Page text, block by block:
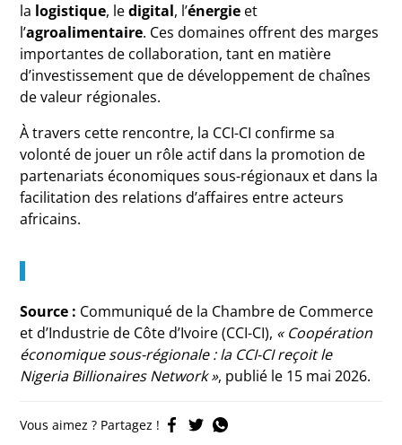
la logistique, ledigital, l’énergie et
l’agroalimentaire. Ces domaines offrent des marges
importantes de collaboration, tant en matière
d’investissement que de développement de chaînes
de valeur régionales.
À travers cette rencontre, la CCI-CI confirme sa
volonté de jouer un rôle actif dans la promotion de
partenariats économiques sous-régionaux et dans la
facilitation des relations d’affaires entre acteurs
africains.
Source : Communiqué de la Chambre de Commerce
et d’Industrie de Côte d’Ivoire (CCI-CI), « Coopération
économique sous-régionale : la CCI-CI reçoit le
Nigeria Billionaires Network », publié le 15 mai 2026.
Vous aimez ? Partagez !